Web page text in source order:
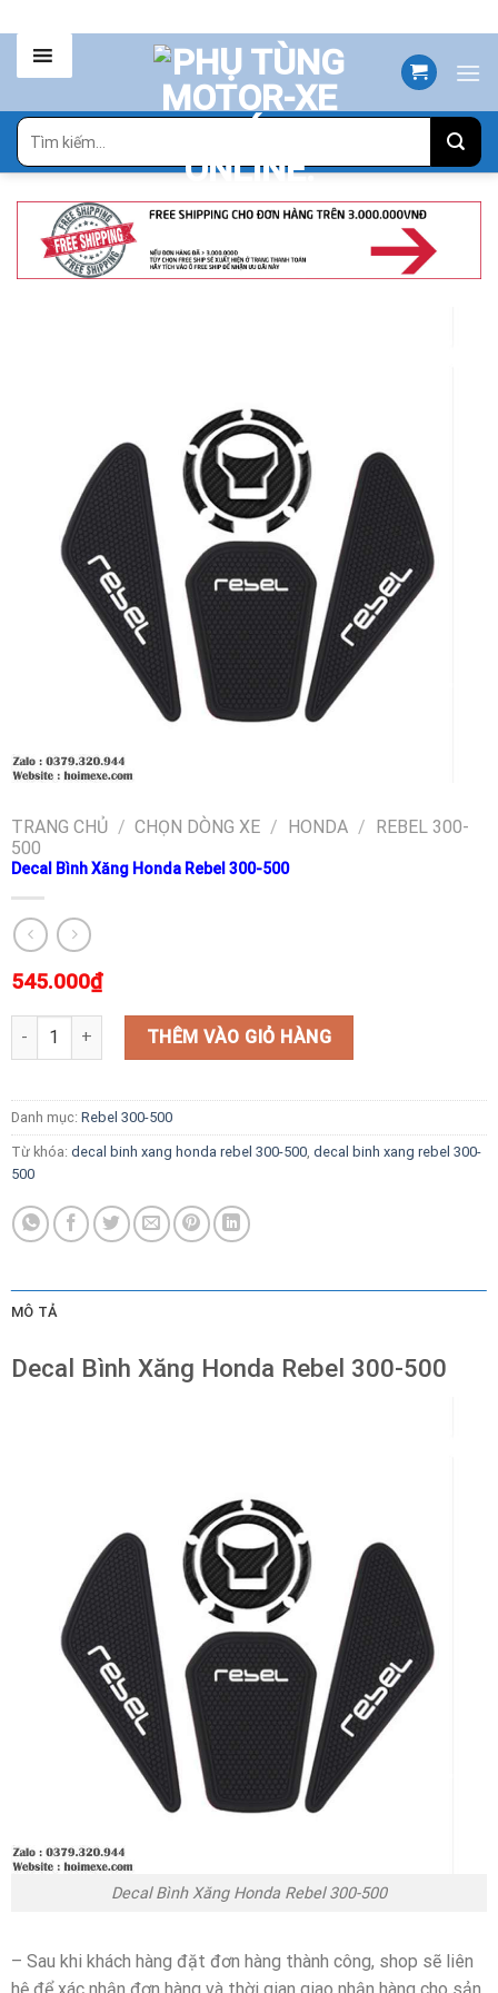
to
content
Tìm
kiếm:
TRANG CHỦ / CHỌN DÒNG XE / HONDA / REBEL 300-
500
Decal Bình Xăng Honda Rebel 300-500
545.000₫
Decal Bình Xăng Honda Rebel 300-500 số lượng
THÊM VÀO GIỎ HÀNG
Danh mục: Rebel 300-500
Từ khóa: decal binh xang honda rebel 300-500, decal binh xang rebel 300-
500
MÔ TẢ
Decal Bình Xăng Honda Rebel 300-500
Decal Bình Xăng Honda Rebel 300-500
– Sau khi khách hàng đặt đơn hàng thành công, shop sẽ liên